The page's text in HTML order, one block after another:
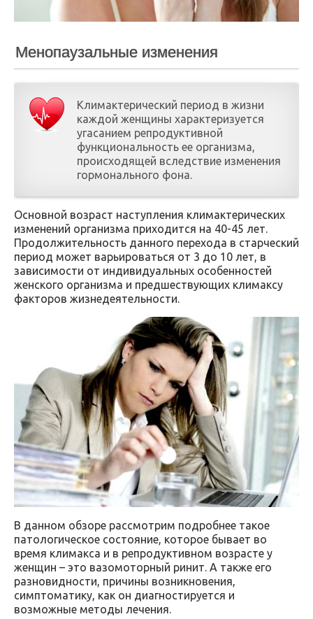
Менопаузальные изменения
Климактерический период в жизни
каждой женщины характеризуется
угасанием репродуктивной
функциональность ее организма,
происходящей вследствие изменения
гормонального фона.
Основной возраст наступления климактерических
изменений организма приходится на 40-45 лет.
Продолжительность данного перехода в старческий
период может варьироваться от 3 до 10 лет, в
зависимости от индивидуальных особенностей
женского организма и предшествующих климаксу
факторов жизнедеятельности.
В данном обзоре рассмотрим подробнее такое
патологическое состояние, которое бывает во
время климакса и в репродуктивном возрасте у
женщин – это вазомоторный ринит. А также его
разновидности, причины возникновения,
симптоматику, как он диагностируется и
возможные методы лечения.